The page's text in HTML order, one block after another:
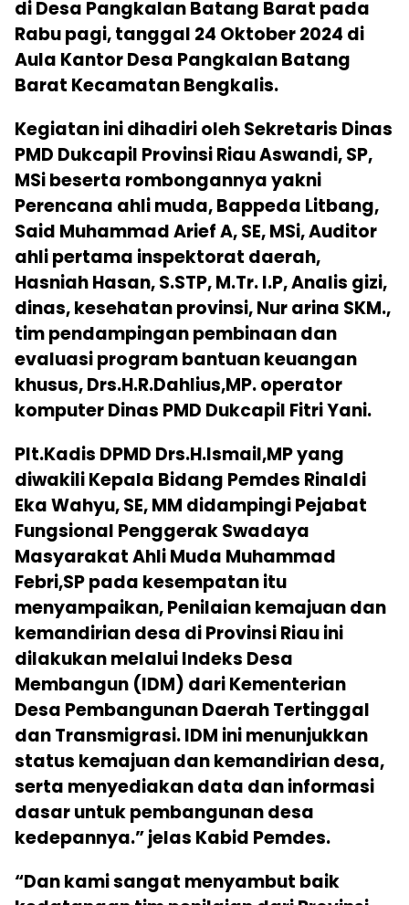
di Desa Pangkalan Batang Barat pada
Rabu pagi, tanggal 24 Oktober 2024 di
Aula Kantor Desa Pangkalan Batang
Barat Kecamatan Bengkalis.
Kegiatan ini dihadiri oleh Sekretaris Dinas
PMD Dukcapil Provinsi Riau Aswandi, SP,
MSi beserta rombongannya yakni
Perencana ahli muda, Bappeda Litbang,
Said Muhammad Arief A, SE, MSi, Auditor
ahli pertama inspektorat daerah,
Hasniah Hasan, S.STP, M.Tr. I.P, Analis gizi,
dinas, kesehatan provinsi, Nur arina SKM.,
tim pendampingan pembinaan dan
evaluasi program bantuan keuangan
khusus, Drs.H.R.Dahlius,MP. operator
komputer Dinas PMD Dukcapil Fitri Yani.
Plt.Kadis DPMD Drs.H.Ismail,MP yang
diwakili Kepala Bidang Pemdes Rinaldi
Eka Wahyu, SE, MM didampingi Pejabat
Fungsional Penggerak Swadaya
Masyarakat Ahli Muda Muhammad
Febri,SP pada kesempatan itu
menyampaikan, Penilaian kemajuan dan
kemandirian desa di Provinsi Riau ini
dilakukan melalui Indeks Desa
Membangun (IDM) dari Kementerian
Desa Pembangunan Daerah Tertinggal
dan Transmigrasi. IDM ini menunjukkan
status kemajuan dan kemandirian desa,
serta menyediakan data dan informasi
dasar untuk pembangunan desa
kedepannya.” jelas Kabid Pemdes.
“Dan kami sangat menyambut baik